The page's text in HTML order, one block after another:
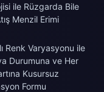
ile Rüzgarda Bile
Menzil Erimi
Renk Varyasyonu ile
Durumuna ve Her
Kusursuz
Formu